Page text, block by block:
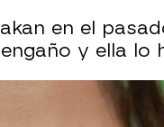
en el
y ella lo